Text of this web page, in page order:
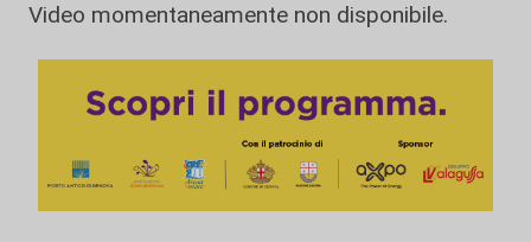
Video momentaneamente non disponibile.